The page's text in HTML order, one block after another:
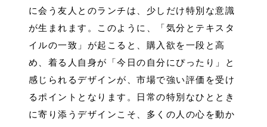
に会う友人とのランチは、少しだけ特別な意識
が生まれます。このように、「気分とテキスタ
イルの一致」が起こると、購入欲を一段と高
め、着る人自身が「今日の自分にぴったり」と
感じられるデザインが、市場で強い評価を受け
るポイントとなります。日常の特別なひととき
に寄り添うデザインこそ、多くの人の心を動か